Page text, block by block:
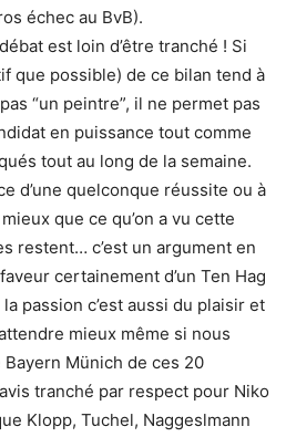
échec au BvB).
est loin d’être tranché ! Si
que possible) de ce bilan tend à
“un peintre”, il ne permet pas
en puissance tout comme
tout au long de la semaine.
d’une quelconque réussite ou à
que ce qu’on a vu cette
restent… c’est un argument en
certainement d’un Ten Hag
passion c’est aussi du plaisir et
mieux même si nous
Münich de ces 20
tranché par respect pour Niko
Klopp, Tuchel, Naggeslmann